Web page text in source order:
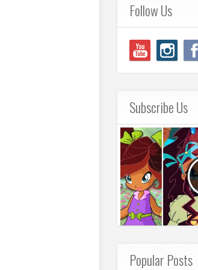
Follow Us
Subscribe Us
Popular Posts